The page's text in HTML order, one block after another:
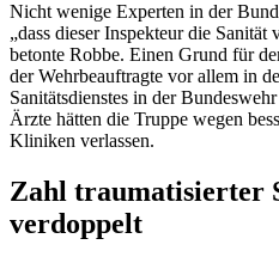
Nicht wenige Experten in der
„dass dieser Inspekteur die Sanität
betonte Robbe. Einen Grund für
der Wehrbeauftragte vor allem in
Sanitätsdienstes in der
Ärzte hätten die Truppe wegen
Kliniken verlassen.
Zahl traumatisierter
verdoppelt